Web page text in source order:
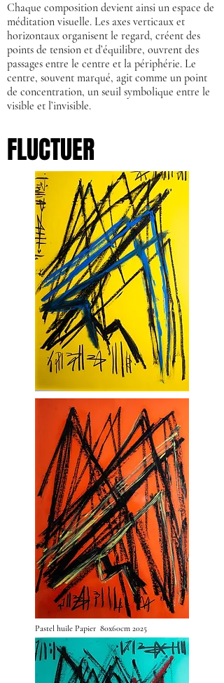
Chaque composition devient ainsi un espace de
méditation visuelle. Les axes verticaux et
horizontaux organisent le regard, créent des
points de tension et d’équilibre, ouvrent des
passages entre le centre et la périphérie. Le
centre, souvent marqué, agit comme un point
de concentration, un seuil symbolique entre le
visible et l’invisible.
FLUCTUER
Pastel huile Papier 80x60cm 2025